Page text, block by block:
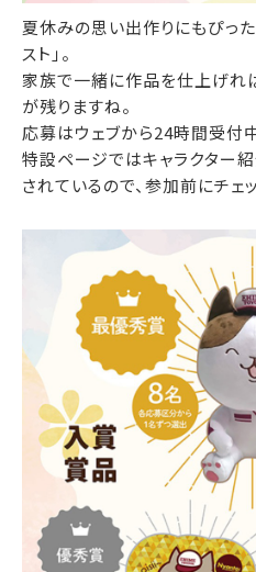
夏休みの思い出作りにもぴった
スト」。
家族で一緒に作品を仕上げれ
が残りますね。
応募はウェブから24時間受付中
特設ページではキャラクター
されているので、参加前にチェ